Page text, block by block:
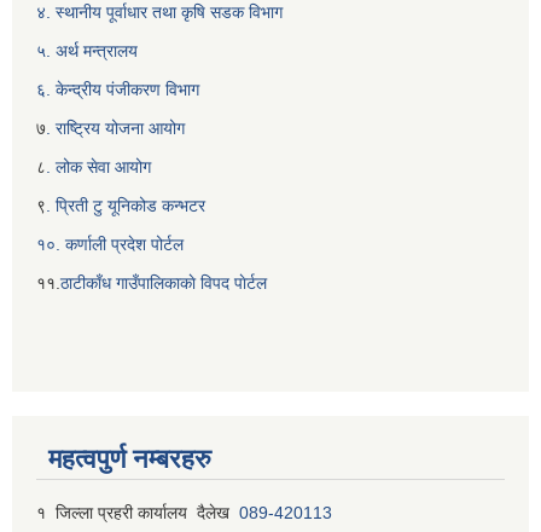
४. स्थानीय पूर्वाधार तथा कृषि सडक विभाग
५. अर्थ मन्त्रालय
६. केन्द्रीय पंजीकरण विभाग
७. राष्ट्रिय योजना आयोग
८. लोक सेवा आयोग
९. प्रिती टु यूनिकोड कन्भटर
१०. कर्णाली प्रदेश पोर्टल
११.ठाटीकाँध गाउँपालिकाकाे विपद पाेर्टल
महत्वपुर्ण नम्बरहरु
१ जिल्‍ला प्रहरी कार्यालय दैलेख 089-420113